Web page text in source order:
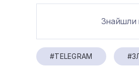
Знайшли
#TELEGRAM